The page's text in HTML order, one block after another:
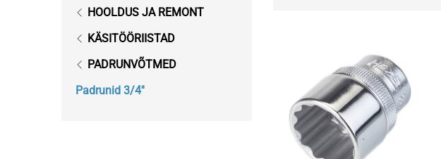
HOOLDUS JA REMONT
KÄSITÖÖRIISTAD
PADRUNVÕTMED
Padrunid 3/4''